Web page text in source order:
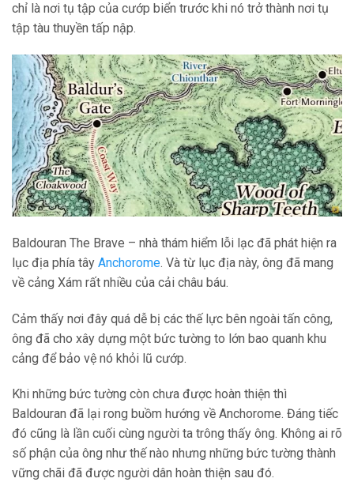
chỉ là nơi tụ tập của cướp biển trước khi nó trở thành nơi tụ
tập tàu thuyền tấp nập.
Baldouran The Brave – nhà thám hiểm lỗi lạc đã phát hiện ra
lục địa phía tây Anchorome. Và từ lục địa này, ông đã mang
về cảng Xám rất nhiều của cải châu báu.
Cảm thấy nơi đây quá dễ bị các thế lực bên ngoài tấn công,
ông đã cho xây dựng một bức tường to lớn bao quanh khu
cảng để bảo vệ nó khỏi lũ cướp.
Khi những bức tường còn chưa được hoàn thiện thì
Baldouran đã lại rong buồm hướng về Anchorome. Đáng tiếc
đó cũng là lần cuối cùng người ta trông thấy ông. Không ai rõ
số phận của ông như thế nào nhưng những bức tường thành
vững chãi đã được người dân hoàn thiện sau đó.